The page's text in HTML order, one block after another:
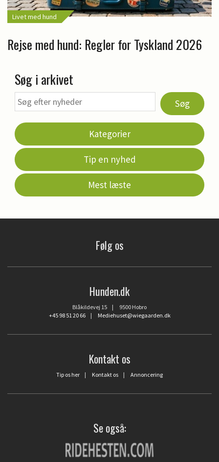
Livet med hund
Rejse med hund: Regler for Tyskland 2026
Søg i arkivet
Søg
Kategorier
Tip en nyhed
Mest læste
Følg os
Hunden.dk
Blåkildevej 15 | 9500 Hobro
+45 98 51 20 66| Mediehuset@wiegaarden.dk
Kontakt os
Tip os her | Kontakt os | Annoncering
Se også: